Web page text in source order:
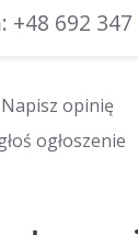
+48 692 347
Napisz opinię
ogłoszenie